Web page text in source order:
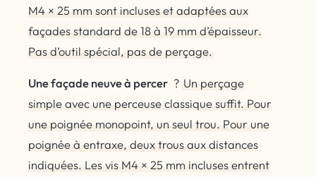
M4 × 25 mm sont incluses et adaptées aux
façades standard de 18 à 19 mm d’épaisseur.
Pas d’outil spécial, pas de perçage.
Une façade neuve à percer ? Un perçage
simple avec une perceuse classique suffit. Pour
une poignée monopoint, un seul trou. Pour une
poignée à entraxe, deux trous aux distances
indiquées. Les vis M4 × 25 mm incluses entrent